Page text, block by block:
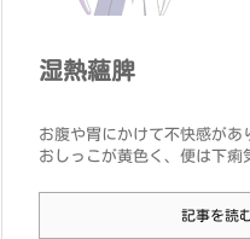
湿熱蘊脾
お腹や胃にかけて不快感があ
おしっこが黄色く、便は下
記事を読